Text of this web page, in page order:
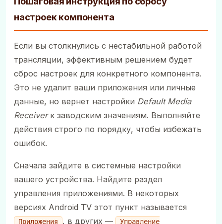
настроек компонента
Если вы столкнулись с нестабильной работой
трансляции, эффективным решением будет
сброс настроек для конкретного компонента.
Это не удалит ваши приложения или личные
данные, но вернет настройки Default Media
Receiverк заводским значениям. Выполняйте
действия строго по порядку, чтобы избежать
ошибок.
Сначала зайдите в системные настройки
вашего устройства. Найдите раздел
управления приложениями. В некоторых
версиях Android TV этот пункт называется
Приложения , в других —
Управление